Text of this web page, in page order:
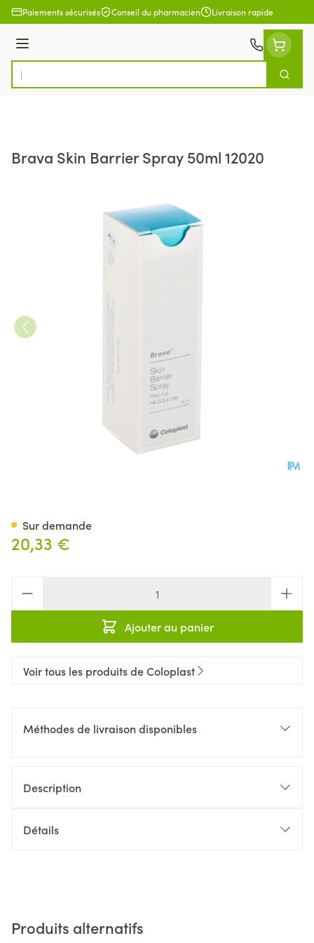
Aller au contenu
Paiements sécurisés Conseil du pharmacien Livraison rapide
Menu
Rechercher
Brava Skin Barrier Spray 50ml 12020
20,33 €
Ajouter au panier
Sur demande
Voir tous les produits de Coloplast
Méthodes de livraison disponibles
Description
Détails
Produits alternatifs